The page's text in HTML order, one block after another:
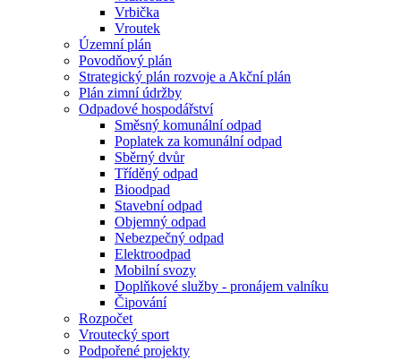
Vrbička
Vroutek
Územní plán
Povodňový plán
Strategický plán rozvoje a Akční plán
Plán zimní údržby
Odpadové hospodářství
Směsný komunální odpad
Poplatek za komunální odpad
Sběrný dvůr
Tříděný odpad
Bioodpad
Stavební odpad
Objemný odpad
Nebezpečný odpad
Elektroodpad
Mobilní svozy
Doplňkové služby - pronájem valníku
Čipování
Rozpočet
Vroutecký sport
Podpořené projekty